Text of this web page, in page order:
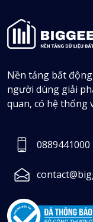
vườn hoa hồng,
với 500 chỗ đỗ
vườn trồng
không ồn ào
Khiêm Sổ đỏ
phòng, nhà
hệ ngay
tiết: 88 hai bà
0365716095
Nền tảng bất
người dùng giải
quan, có hệ thống
0889441000